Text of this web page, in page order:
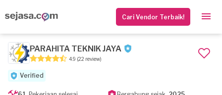
Cari Vendor Terbaik!
PARAHITA TEKNIK JAYA
4.9 (22 review)
Verified